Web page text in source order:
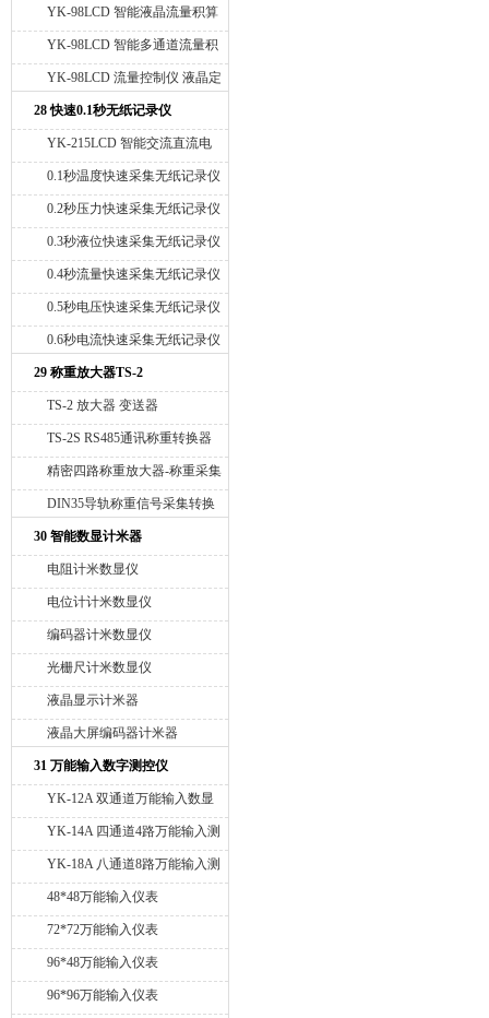
仪
YK-98LCD 智能液晶流量积算
仪-温度压力补偿
YK-98LCD 智能多通道流量积
算仪 流量累加器
YK-98LCD 流量控制仪 液晶定
量控制仪
28 快速0.1秒无纸记录仪
YK-215LCD 智能交流直流电
压电流无纸记录仪
0.1秒温度快速采集无纸记录仪
0.2秒压力快速采集无纸记录仪
0.3秒液位快速采集无纸记录仪
0.4秒流量快速采集无纸记录仪
0.5秒电压快速采集无纸记录仪
0.6秒电流快速采集无纸记录仪
29 称重放大器TS-2
TS-2 放大器 变送器
TS-2S RS485通讯称重转换器
精密四路称重放大器-称重采集
模块
DIN35导轨称重信号采集转换
模块4-20mA或RS485
30 智能数显计米器
电阻计米数显仪
电位计计米数显仪
编码器计米数显仪
光栅尺计米数显仪
液晶显示计米器
液晶大屏编码器计米器
31 万能输入数字测控仪
YK-12A 双通道万能输入数显
测控仪
YK-14A 四通道4路万能输入测
控仪
YK-18A 八通道8路万能输入测
控仪
48*48万能输入仪表
72*72万能输入仪表
96*48万能输入仪表
96*96万能输入仪表